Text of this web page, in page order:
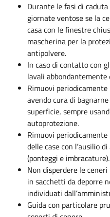
Durante le fasi di
giornate ventose se la
casa con le finestre
mascherina per la
antipolvere.
In caso di contatto con
lavali abbondantemente
Rimuovi
avendo cura di
superficie, sempre
autoprotezione.
Rimuovi
delle case con l’ausilio
(ponteggi e imbracature).
Non disperdere le
in sacchetti da deporre
individuati
Guida con particolare